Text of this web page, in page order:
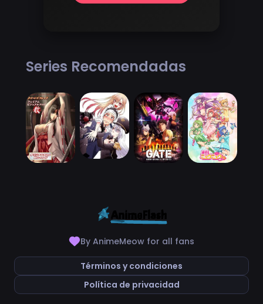
Series Recomendadas
By AnimeMeow for all fans
Términos y condiciones
Política de privacidad